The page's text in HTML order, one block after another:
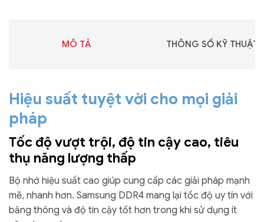
MÔ TẢ THÔNG SỐ KỸ THUẬT
Hiệu suất tuyệt vời cho mọi giải
pháp
Tốc độ vượt trội, độ tin cậy cao, tiêu
thụ năng lượng thấp
Bộ nhớ hiệu suất cao giúp cung cấp các giải pháp mạnh
mẽ, nhanh hơn. Samsung DDR4 mang lại tốc độ uy tín với
băng thông và độ tin cậy tốt hơn trong khi sử dụng ít